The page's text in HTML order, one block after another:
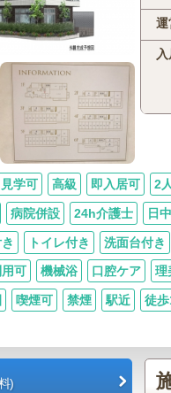
運
見学可 高級 即入居可 2
病院併設 24h介護士 日
トイレ付き 洗面台付き
可 機械浴 口腔ケア 理
喫煙可 禁煙 駅近 徒
)